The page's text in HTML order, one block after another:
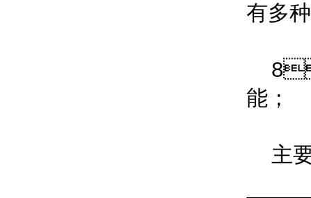
有多种
8
能；
主要